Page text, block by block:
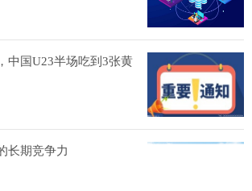
中国U23半场吃到3张黄
长期竞争力